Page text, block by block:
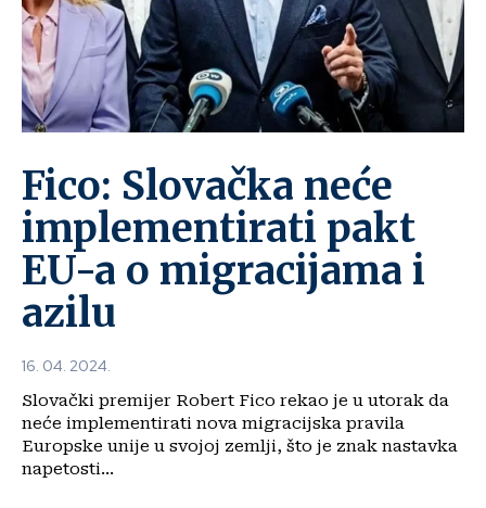
Fico: Slovačka neće
implementirati pakt
EU-a o migracijama i
azilu
16. 04. 2024.
Slovački premijer Robert Fico rekao je u utorak da
neće implementirati nova migracijska pravila
Europske unije u svojoj zemlji, što je znak nastavka
napetosti...